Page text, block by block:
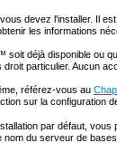
devez l'installer. Il
les informations
soit déjà disponible ou
particulier. Aucun
référez-vous au
sur la configuration
par défaut,
nom du serveur de